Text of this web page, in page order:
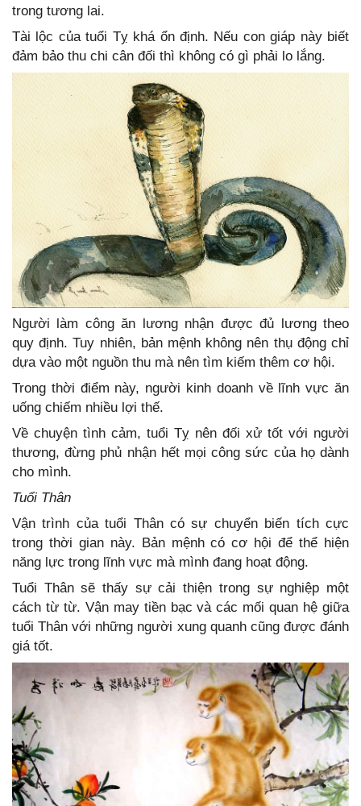
trong tương lai.
Tài lộc của tuổi Tỵ khá ổn định. Nếu con giáp này biết
đảm bảo thu chi cân đối thì không có gì phải lo lắng.
Người làm công ăn lương nhận được đủ lương theo
quy định. Tuy nhiên, bản mệnh không nên thụ động chỉ
dựa vào một nguồn thu mà nên tìm kiếm thêm cơ hội.
Trong thời điểm này, người kinh doanh về lĩnh vực ăn
uống chiếm nhiều lợi thế.
Về chuyện tình cảm, tuổi Tỵ nên đối xử tốt với người
thương, đừng phủ nhận hết mọi công sức của họ dành
cho mình.
Tuổi Thân
Vận trình của tuổi Thân có sự chuyển biến tích cực
trong thời gian này. Bản mệnh có cơ hội để thể hiện
năng lực trong lĩnh vực mà mình đang hoạt động.
Tuổi Thân sẽ thấy sự cải thiện trong sự nghiệp một
cách từ từ. Vận may tiền bạc và các mối quan hệ giữa
tuổi Thân với những người xung quanh cũng được đánh
giá tốt.